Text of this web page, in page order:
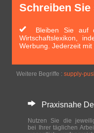
Schreiben
Bleiben Sie auf
Wirtschaftslexikon,
Werbung. Jederzeit mit
Weitere Begriffe : supply-
Praxisnahe
Nutzen Sie die
bei Ihrer täglichen